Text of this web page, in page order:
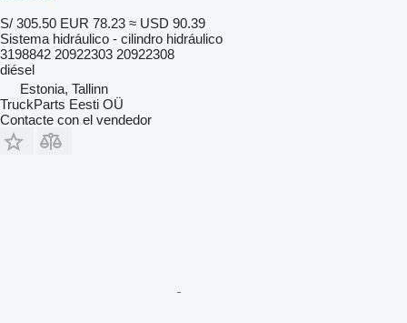
S/ 305.50 EUR 78.23 ≈ USD 90.39
Sistema hidráulico - cilindro hidráulico
3198842 20922303 20922308
diésel
Estonia, Tallinn
TruckParts Eesti OÜ
Contacte con el vendedor